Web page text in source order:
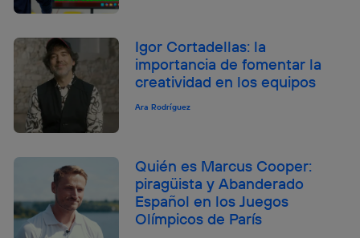
Igor Cortadellas: la
importancia de fomentar la
creatividad en los equipos
Ara Rodríguez
Quién es Marcus Cooper:
piragüista y Abanderado
Español en los Juegos
Olímpicos de París